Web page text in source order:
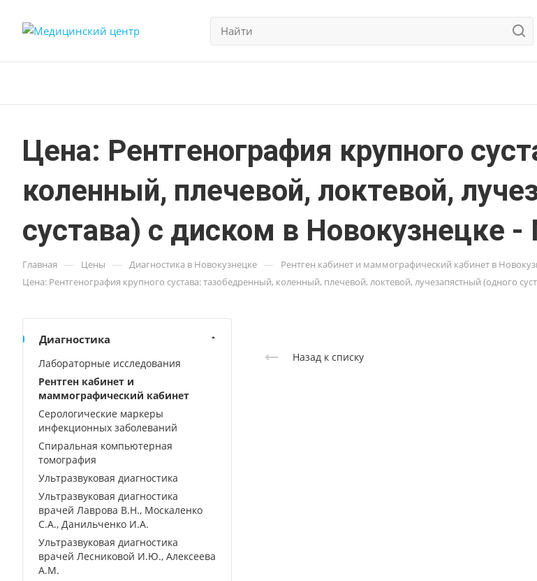
Цена: Рентгенография крупного
коленный, плечевой, локтевой,
сустава) с диском в Новокузнецке
Главная — Цены — Диагностика в Новокузнецке — Рентген кабинет и маммографический кабинет в
Цена: Рентгенография крупного сустава: тазобедренный, коленный, плечевой, локтевой, лучезапястный (одного
Назад к списку
Диагностика
Лабораторные исследования
Рентген кабинет и
маммографический кабинет
Серологические маркеры
инфекционных заболеваний
Спиральная компьютерная
томография
Ультразвуковая диагностика
Ультразвуковая диагностика
врачей Лаврова В.Н., Москаленко
С.А., Данильченко И.А.
Ультразвуковая диагностика
врачей Лесниковой И.Ю., Алексеева
А.М.